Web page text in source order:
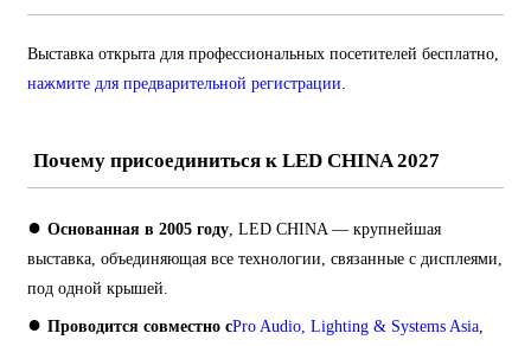
Выставка открыта для профессиональных посетителей бесплатно,
нажмите для предварительной регистрации.
Почему присоединиться к LED CHINA 2027
● Основанная в 2005 году, LED CHINA — крупнейшая
выставка, объединяющая все технологии, связанные с дисплеями,
под одной крышей.
● Проводится совместно сPro Audio, Lighting & Systems Asia,